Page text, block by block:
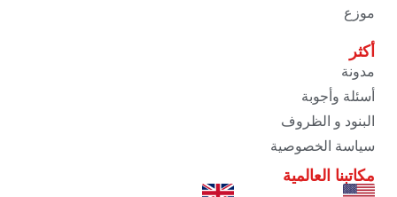
موزع
أكثر
مدونة
أسئلة وأجوبة
البنود و الظروف
سياسة الخصوصية
مكاتبنا العالمية